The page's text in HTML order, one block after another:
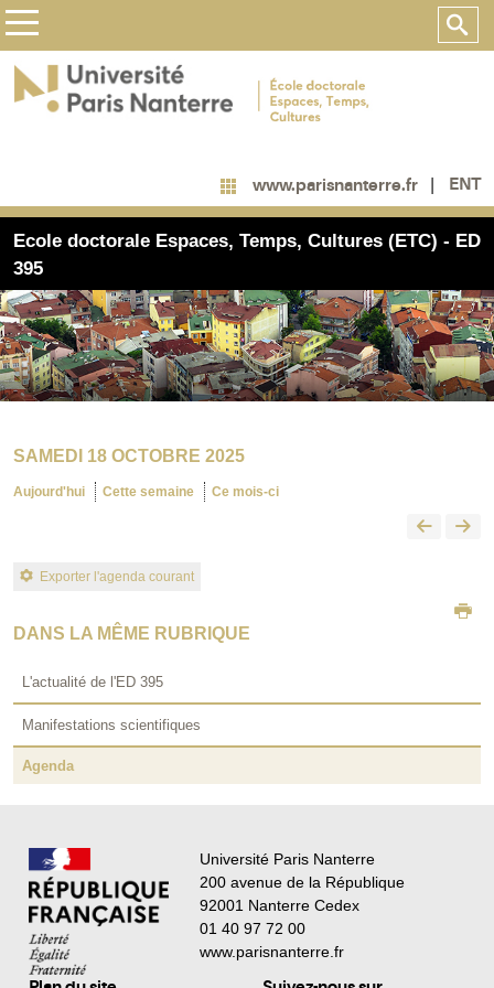
www.parisnanterre.fr ENT
Ecole doctorale Espaces, Temps, Cultures (ETC) - ED
395
SAMEDI 18 OCTOBRE 2025
Aujourd'hui Cette semaine Ce mois-ci
Exporter l'agenda courant
DANS LA MÊME RUBRIQUE
L'actualité de l'ED 395
Manifestations scientifiques
Agenda
Université Paris Nanterre
200 avenue de la République
92001 Nanterre Cedex
01 40 97 72 00
www.parisnanterre.fr